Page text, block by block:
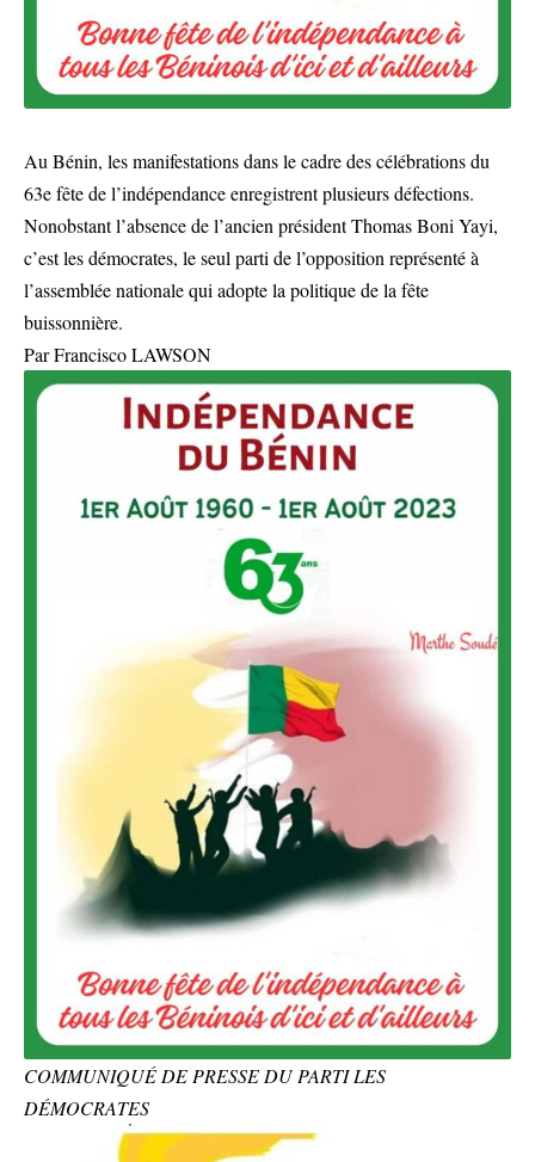
Au Bénin, les manifestations dans le cadre des célébrations du
63e fête de l’indépendance enregistrent plusieurs défections.
Nonobstant l’absence de l’ancien président Thomas Boni Yayi,
c’est les démocrates, le seul parti de l’opposition représenté à
l’assemblée nationale qui adopte la politique de la fête
buissonnière.
Par Francisco LAWSON
COMMUNIQUÉ DE PRESSE DU PARTI LES
DÉMOCRATES